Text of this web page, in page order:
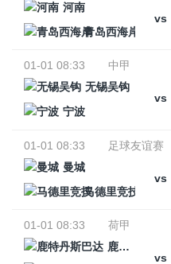
河南
vs
青岛西海岸
01-01 08:33
中甲
无锡吴钩
vs
宁波
01-01 08:33
足球友谊赛
曼城
vs
马德里竞技
01-01 08:33
荷甲
鹿特丹斯巴达
vs